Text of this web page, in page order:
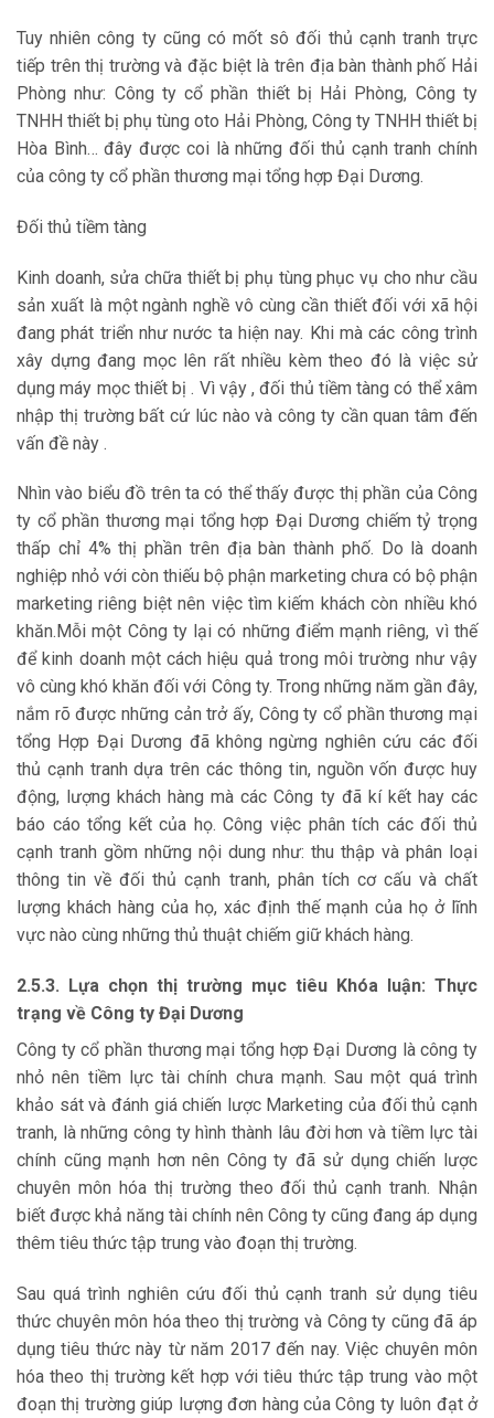
Tuy nhiên công ty cũng có mốt sô đối thủ cạnh tranh trực
tiếp trên thị trường và đặc biệt là trên địa bàn thành phố Hải
Phòng như: Công ty cổ phần thiết bị Hải Phòng, Công ty
TNHH thiết bị phụ tùng oto Hải Phòng, Công ty TNHH thiết bị
Hòa Bình… đây được coi là những đối thủ cạnh tranh chính
của công ty cổ phần thương mại tổng hợp Đại Dương.
Đối thủ tiềm tàng
Kinh doanh, sửa chữa thiết bị phụ tùng phục vụ cho như cầu
sản xuất là một ngành nghề vô cùng cần thiết đối với xã hội
đang phát triển như nước ta hiện nay. Khi mà các công trình
xây dựng đang mọc lên rất nhiều kèm theo đó là việc sử
dụng máy mọc thiết bị . Vì vậy , đối thủ tiềm tàng có thể xâm
nhập thị trường bất cứ lúc nào và công ty cần quan tâm đến
vấn đề này .
Nhìn vào biểu đồ trên ta có thể thấy được thị phần của Công
ty cổ phần thương mại tổng hợp Đại Dương chiếm tỷ trọng
thấp chỉ 4% thị phần trên địa bàn thành phố. Do là doanh
nghiệp nhỏ với còn thiếu bộ phận marketing chưa có bộ phận
marketing riêng biệt nên việc tìm kiếm khách còn nhiều khó
khăn.Mỗi một Công ty lại có những điểm mạnh riêng, vì thế
để kinh doanh một cách hiệu quả trong môi trường như vậy
vô cùng khó khăn đối với Công ty. Trong những năm gần đây,
nắm rõ được những cản trở ấy, Công ty cổ phần thương mại
tổng Hợp Đại Dương đã không ngừng nghiên cứu các đối
thủ cạnh tranh dựa trên các thông tin, nguồn vốn được huy
động, lượng khách hàng mà các Công ty đã kí kết hay các
báo cáo tổng kết của họ. Công việc phân tích các đối thủ
cạnh tranh gồm những nội dung như: thu thập và phân loại
thông tin về đối thủ cạnh tranh, phân tích cơ cấu và chất
lượng khách hàng của họ, xác định thế mạnh của họ ở lĩnh
vực nào cùng những thủ thuật chiếm giữ khách hàng.
2.5.3. Lựa chọn thị trường mục tiêu Khóa luận: Thực
trạng về Công ty Đại Dương
Công ty cổ phần thương mại tổng hợp Đại Dương là công ty
nhỏ nên tiềm lực tài chính chưa mạnh. Sau một quá trình
khảo sát và đánh giá chiến lược Marketing của đối thủ cạnh
tranh, là những công ty hình thành lâu đời hơn và tiềm lực tài
chính cũng mạnh hơn nên Công ty đã sử dụng chiến lược
chuyên môn hóa thị trường theo đối thủ cạnh tranh. Nhận
biết được khả năng tài chính nên Công ty cũng đang áp dụng
thêm tiêu thức tập trung vào đoạn thị trường.
Sau quá trình nghiên cứu đối thủ cạnh tranh sử dụng tiêu
thức chuyên môn hóa theo thị trường và Công ty cũng đã áp
dụng tiêu thức này từ năm 2017 đến nay. Việc chuyên môn
hóa theo thị trường kết hợp với tiêu thức tập trung vào một
đoạn thị trường giúp lượng đơn hàng của Công ty luôn đạt ở